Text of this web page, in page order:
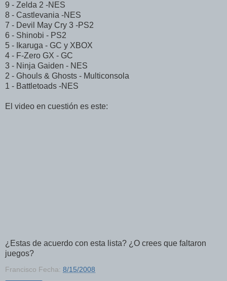
9 - Zelda 2 -NES
8 - Castlevania -NES
7 - Devil May Cry 3 -PS2
6 - Shinobi - PS2
5 - Ikaruga - GC y XBOX
4 - F-Zero GX - GC
3 - Ninja Gaiden - NES
2 - Ghouls & Ghosts - Multiconsola
1 - Battletoads -NES
El video en cuestión es este:
¿Estas de acuerdo con esta lista? ¿O crees que faltaron
juegos?
Francisco Fecha: 8/15/2008